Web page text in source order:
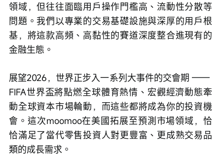
領域，但往往面臨用戶操作門檻高、流動性分散等
問題。我們以專業的交易基礎設施與深厚的用戶根
基，將這款高頻、高黏性的賽道深度整合進現有的
金融生態。
展望2026，世界正步入一系列大事件的交會期 ——
FIFA世界盃將點燃全球體育熱情、宏觀經濟動態牽
動全球資本市場輪動，而這些都將成為你的投資機
會。這次moomoo在美國拓展至預測市場領域，恰
恰滿足了當代零售投資人對更豐富、更成熟交易品
類的成長需求。